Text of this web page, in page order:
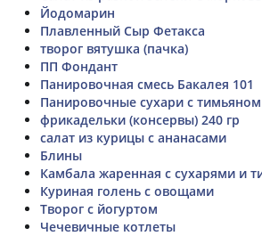
Йодомарин
Плавленный Сыр Фетакса
творог вятушка (пачка)
ПП Фондант
Панировочная смесь Бакалея 101
Панировочные сухари с
фрикадельки (консервы) 240 гр
салат из курицы с ананасами
Блины
Камбала жаренная с сухарями и
Куриная голень с овощами
Творог с йогуртом
Чечевичные котлеты